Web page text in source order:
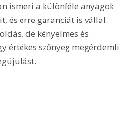
ismeri a különféle anyagok
és erre garanciát is vállal.
de kényelmes és
értékes szőnyeg megérdemli